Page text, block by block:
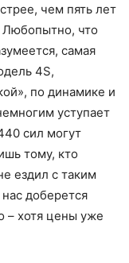
– хотя цены уже
сказать: даже
своему
на есть холодном
и роскошный
стал еще
ли это